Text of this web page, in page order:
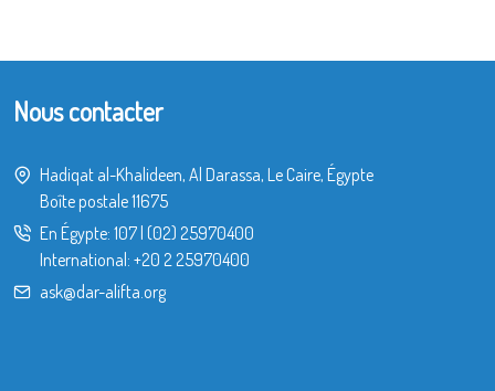
Nous contacter
Hadiqat al-Khalideen, Al Darassa, Le Caire, Égypte
Boîte postale 11675
En Égypte: 107| (02) 25970400
International: +20 2 25970400
ask@dar-alifta.org